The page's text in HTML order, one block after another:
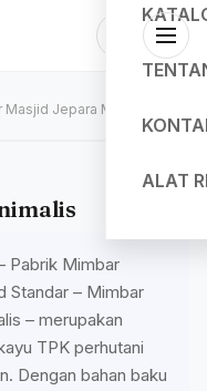
ALAT
Masjid Jepara Minimalis
Pabrik Mimbar
Standar – Mimbar
– merupakan
TPK perhutani
Dengan bahan baku